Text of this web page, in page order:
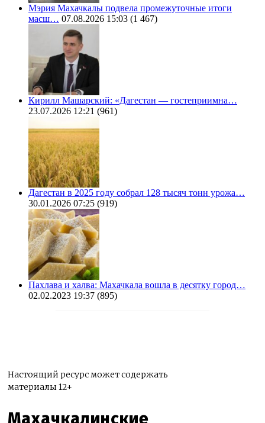
Мэрия Махачкалы подвела промежуточные итоги
масш… 07.08.2026 15:03 (1 467)
Кирилл Машарский: «Дагестан — гостеприимна…
23.07.2026 12:21 (961)
Дагестан в 2025 году собрал 128 тысяч тонн урожа…
30.01.2026 07:25 (919)
Пахлава и халва: Махачкала вошла в десятку город…
02.02.2023 19:37 (895)
Настоящий ресурс может содержать
материалы 12+
Махачкалинские